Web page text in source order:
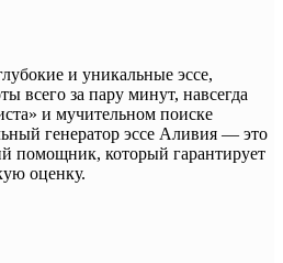
и уникальные эссе,
всего за пару минут, навсегда
и мучительном поиске
генератор эссе Аливия — это
помощник, который гарантирует
оценку.